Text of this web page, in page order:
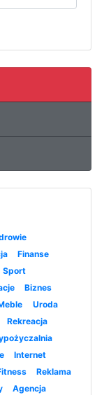
Finanse
Sport
Biznes
Uroda
Rekreacja
Internet
Reklama
Agencja